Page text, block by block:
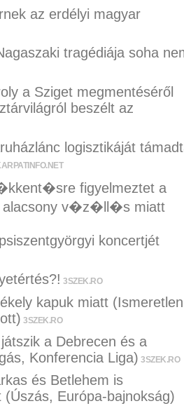
az erdélyi magyar
tragédiája soha
a Sziget megmentéséről
beszélt az
logisztikáját
figyelmeztet a
alacsony v�z�ll�s miatt
koncertjét
3SZEK.RO
kapuk miatt (Ismeretlen
3SZEK.RO
a Debrecen és a
Konferencia Liga) 3SZEK.RO
és Betlehem is
Európa-bajnokság)